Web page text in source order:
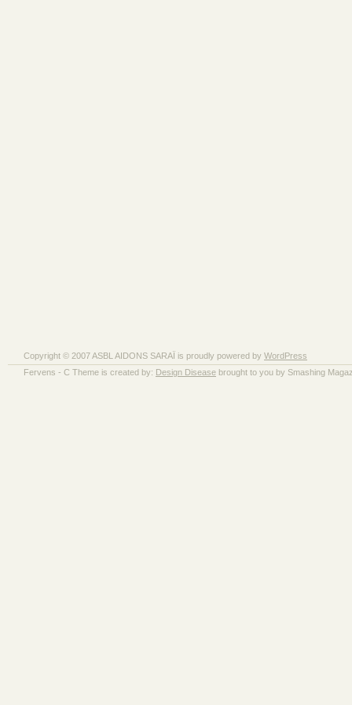
Copyright © 2007 ASBL AIDONS SARAÏ is proudly powered by WordPress
Fervens - C Theme is created by: Design Disease brought to you by Smashing